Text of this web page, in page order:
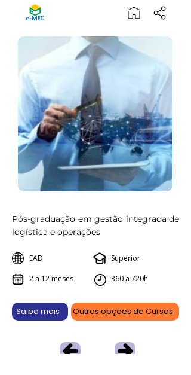
Pós-graduação em gestão integrada de
logística e operações
EAD
2 a 12 meses
Superior
360 a 720h
Saiba mais Outras opções de Cursos